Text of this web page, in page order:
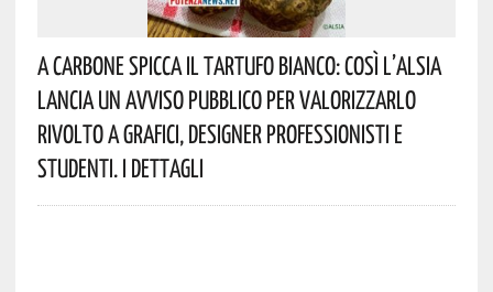
A Carbone Spicca Il Tartufo Bianco: Così L’Alsia
Lancia Un Avviso Pubblico Per Valorizzarlo
Rivolto A Grafici, Designer Professionisti E
Studenti. I Dettagli